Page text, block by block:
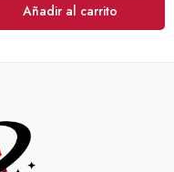
Añadir al carrito